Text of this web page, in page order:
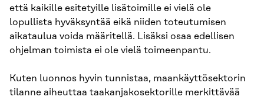
että kaikille esitetyille lisätoimille ei vielä ole
lopullista hyväksyntää eikä niiden toteutumisen
aikataulua voida määritellä. Lisäksi osaa edellisen
ohjelman toimista ei ole vielä toimeenpantu.
Kuten luonnos hyvin tunnistaa, maankäyttösektorin
tilanne aiheuttaa taakanjakosektorille merkittävää